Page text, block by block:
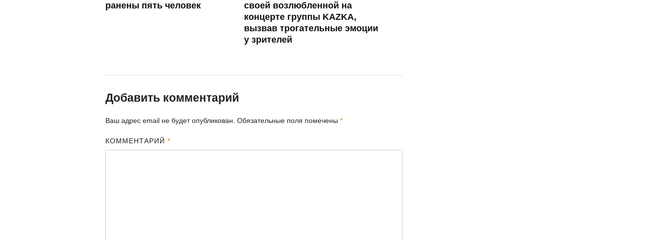
ранены пять человек
своей возлюбленной на
концерте группы KAZKA,
вызвав трогательные эмоции
у зрителей
Добавить комментарий
Ваш адрес email не будет опубликован. Обязательные поля помечены *
КОММЕНТАРИЙ*